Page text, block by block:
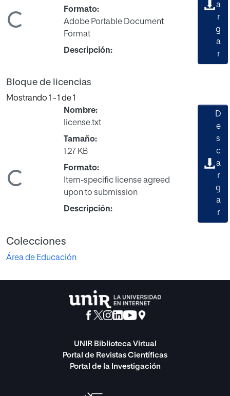
Formato:
Adobe Portable Document
Format
Descripción:
a
r
g
a
r
Bloque de licencias
Mostrando 1 - 1 de 1
Nombre:
license.txt
Tamaño:
1.27 KB
Formato:
Item-specific license agreed
upon to submission
Descripción:
D
e
s
c
a
r
g
a
r
Colecciones
Área de Educación
UNIR Biblioteca Virtual
Portal de Revistas Científicas
Portal de la Investigación